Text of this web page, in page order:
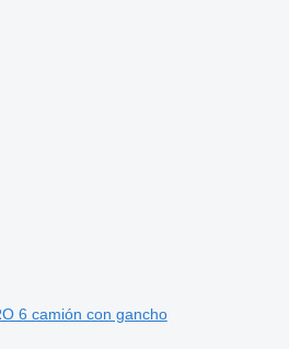
6 camión con gancho